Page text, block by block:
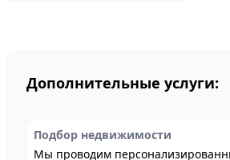
Дополнительные услуги:
Подбор недвижимости
Мы проводим